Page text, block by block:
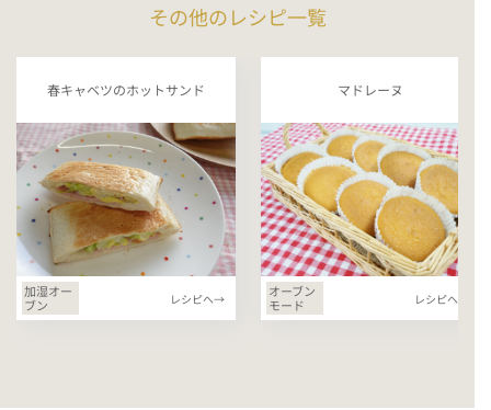
その他のレシピ一覧
春キャベツのホットサンド
加湿オー
ブン
レシピへ→
マドレーヌ
オーブン
モード
レシピへ→